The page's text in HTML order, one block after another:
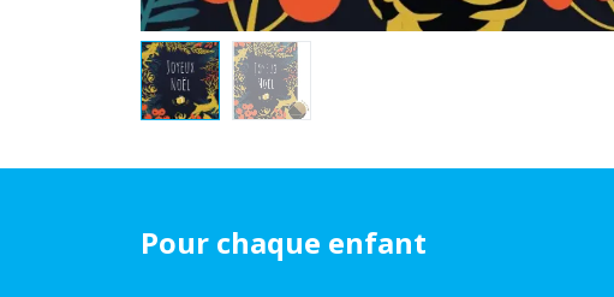
Pour chaque enfant